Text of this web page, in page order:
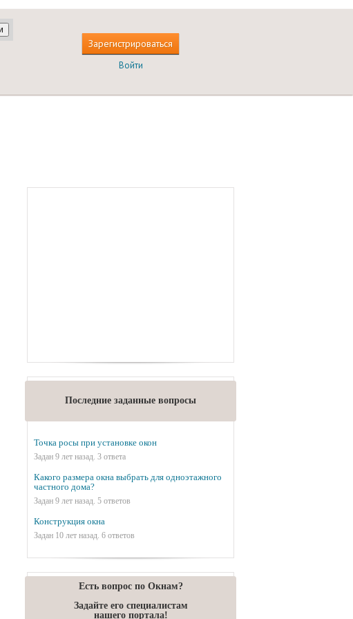
Зарегистрироваться
Войти
Последние заданные вопросы
Точка росы при установке окон
Задан 9 лет назад. 3 ответа
Какого размера окна выбрать для одноэтажного
частного дома?
Задан 9 лет назад. 5 ответов
Конструкция окна
Задан 10 лет назад. 6 ответов
Есть вопрос по Окнам?
Задайте его специалистам
нашего портала!